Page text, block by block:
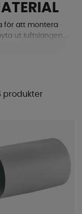
för att montera
ut luftslangen
rörböjar,
produkter